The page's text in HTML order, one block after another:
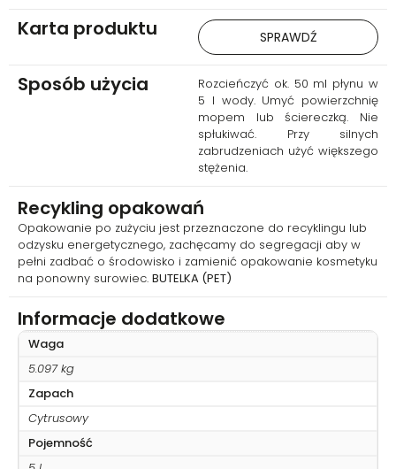
Karta produktu SPRAWDŹ
Sposób użycia
Rozcieńczyć ok. 50 ml płynu w
5 l wody. Umyć powierzchnię
mopem lub ściereczką. Nie
spłukiwać. Przy silnych
zabrudzeniach użyć większego
stężenia.
Recykling opakowań
Opakowanie po zużyciu jest przeznaczone do recyklingu lub
odzysku energetycznego, zachęcamy do segregacji aby w
pełni zadbać o środowisko i zamienić opakowanie kosmetyku
na ponowny surowiec. BUTELKA (PET)
Informacje dodatkowe
Waga
5.097 kg
Zapach
Cytrusowy
Pojemność